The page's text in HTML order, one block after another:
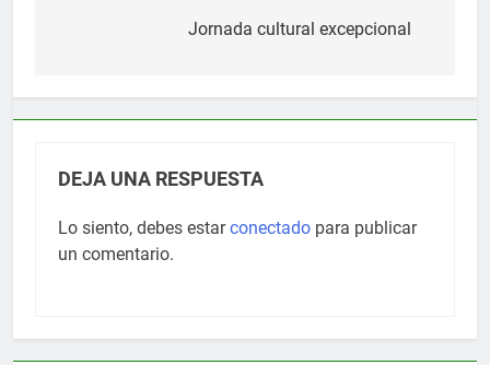
Jornada cultural excepcional
DEJA UNA RESPUESTA
Lo siento, debes estarconectado para publicar
un comentario.